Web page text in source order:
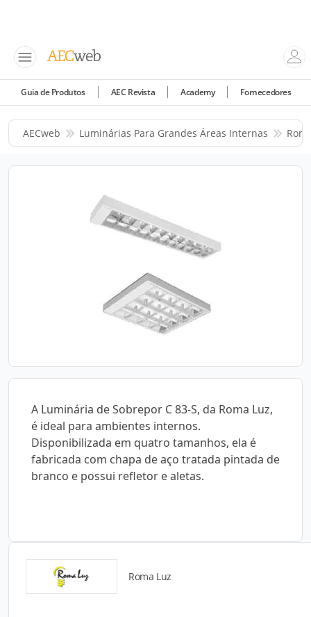
Guia de Produtos AEC Revista Academy Fornecedores
AECweb Luminárias Para Grandes Áreas Internas
A Luminária de Sobrepor C 83-S, da Roma Luz,
é ideal para ambientes internos.
Disponibilizada em quatro tamanhos, ela é
fabricada com chapa de aço tratada pintada de
branco e possui refletor e aletas.
Roma Luz
Detalhes do produto